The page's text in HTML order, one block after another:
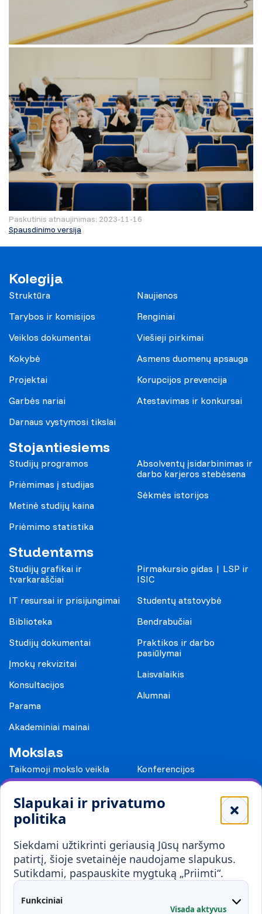
Slapukai ir privatumo
politika
Siekdami užtikrinti geriausią Jūsų naršymo
patirtį, šioje svetainėje naudojame slapukus.
Sutikdami, paspauskite mygtuką „Priimti“.
Funkciniai
Visada aktyvus
Paskutinis atnaujinimas: 2023-11-16
Spausdinimo versija
Kolegija
Struktūra
Tarybos ir komisijos
Veiklos dokumentai
Kokybė
Projektai
Garbės nariai
Darnaus vystymosi tikslai
Naujienos
Renginiai
Viešieji pirkimai
Asmens duomenų apsauga
Korupcijos prevencija
Atestavimas ir konkursai
Stojantiesiems
Studijų programos
Priėmimas į studijas
Metinė studijų kaina
Priėmimo statistika
Absolventų įsidarbinimas ir
darbo karjeros stebėsena
Sėkmės istorijos
Studentams
Studijų grafikai ir
tvarkaraščiai
IT resursai ir prisijungimai
Biblioteka
Studijų dokumentai
Įmokų rekvizitai
Konsultacijos
Parama
Akademiniai mainai
Pirmakursio gidas | LSP ir
ISIC
Studentų atstovybė
Bendrabučiai
Praktikos ir darbo
pasiūlymai
Laisvalaikis
Alumnai
Mokslas
Taikomoji mokslo veikla
Konferencijos
Mokykloms
Visuomenei ir verslui
Mokymai ir konsultavimas
Partnerystės
Karjera
Kontaktai